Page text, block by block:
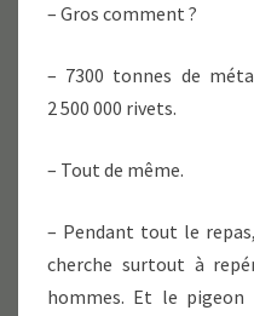
– Gros comment ?
– 7300 tonnes de
2 500 000 rivets.
– Tout de même.
– Pendant tout le
cherche surtout à
hommes. Et le pigeon